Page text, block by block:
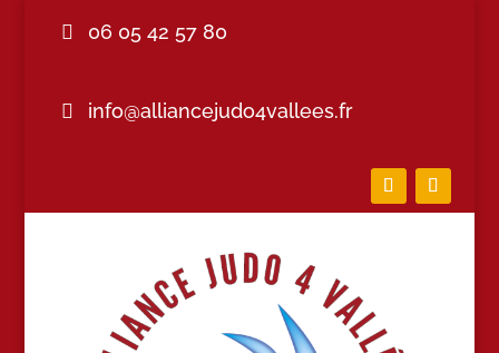
06 05 42 57 80
info@alliancejudo4vallees.fr